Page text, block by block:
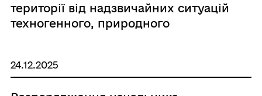
території від надзвичайних ситуацій
техногенного, природного
Новорайської селищної
24.12.2025